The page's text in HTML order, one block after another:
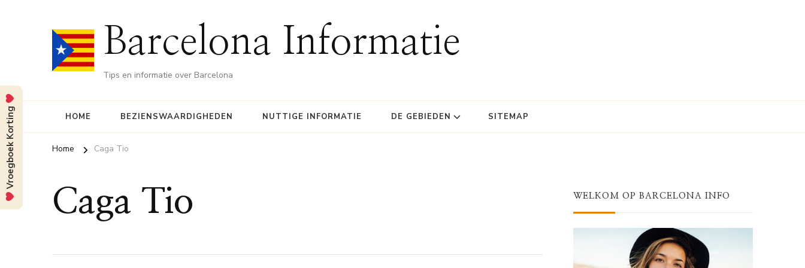
Barcelona Informatie
Tips en informatie over Barcelona
HOME BEZIENSWAARDIGHEDEN NUTTIGE INFORMATIE DE GEBIEDEN SITEMAP
Home Caga Tio
Caga Tio WELKOM OP BARCELONA INFO
Vroegboek Korting